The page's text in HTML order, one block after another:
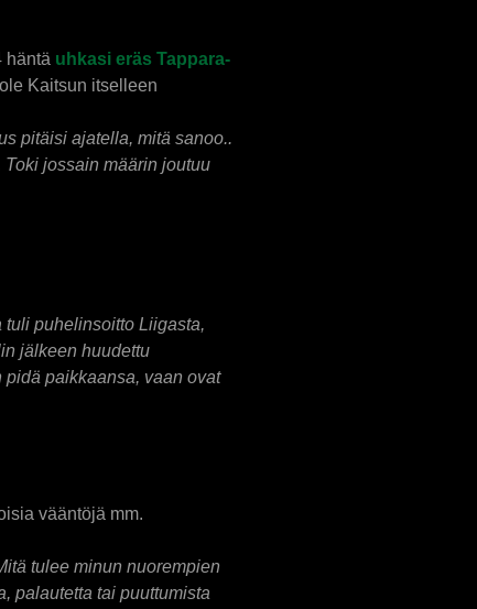
häntä uhkasi eräs Tappara-
Kaitsun itselleen
pitäisi ajatella, mitä sanoo..
jossain määrin joutuu
puhelinsoitto Liigasta,
jälkeen huudettu
paikkaansa, vaan ovat
vääntöjä mm.
tulee minun nuorempien
palautetta tai puuttumista